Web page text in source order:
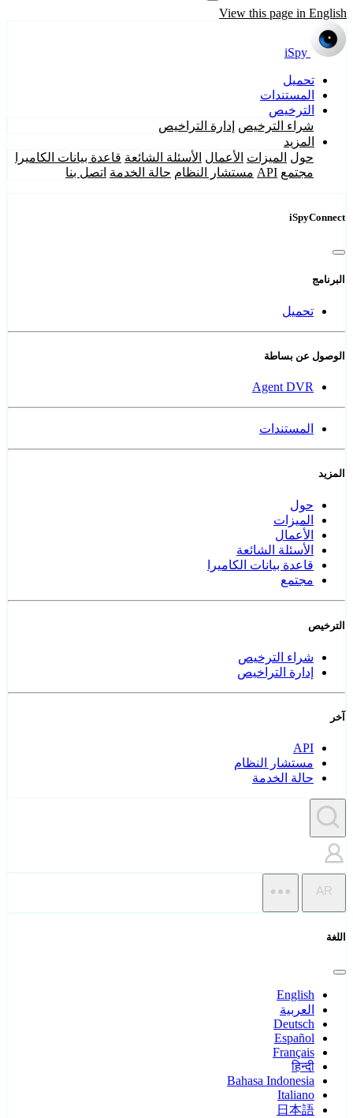
View this page in English
iSpy
تحميل
المستندات
الترخيص
شراء الترخيص إدارة التراخيص
المزيد
حول الميزات الأعمال الأسئلة الشائعة قاعدة بيانات الكاميرا
مجتمع API مستشار النظام حالة الخدمة اتصل بنا
iSpyConnect
البرنامج
تحميل
الوصول عن بساطة
Agent DVR
المستندات
المزيد
حول
الميزات
الأعمال
الأسئلة الشائعة
قاعدة بيانات الكاميرا
مجتمع
الترخيص
شراء الترخيص
إدارة التراخيص
آخر
API
مستشار النظام
حالة الخدمة
AR
اللغة
English
العربية
Deutsch
Español
Français
हिन्दी
Bahasa Indonesia
Italiano
日本語